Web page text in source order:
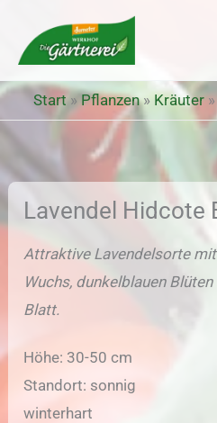
Inhalt
springen
Start»Pflanzen» Kräuter
Lavendel Hidcote
Attraktive Lavendelsorte
Wuchs, dunkelblauen
Blatt.
Höhe: 30-50 cm
Standort: sonnig
winterhart